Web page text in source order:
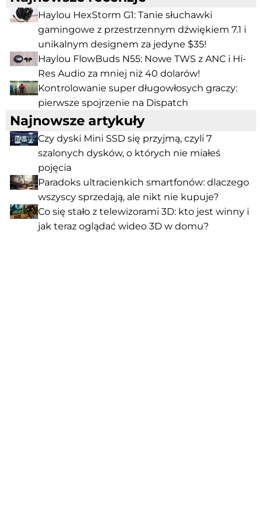
Haylou HexStorm G1: Tanie słuchawki
gamingowe z przestrzennym dźwiękiem 7.1 i
unikalnym designem za jedyne $35!
Haylou FlowBuds N55: Nowe TWS z ANC i Hi-
Res Audio za mniej niż 40 dolarów!
Kontrolowanie super długowłosych graczy:
pierwsze spojrzenie na Dispatch
Najnowsze artykuły
Czy dyski Mini SSD się przyjmą, czyli 7
szalonych dysków, o których nie miałeś
pojęcia
Paradoks ultracienkich smartfonów: dlaczego
wszyscy sprzedają, ale nikt nie kupuje?
Co się stało z telewizorami 3D: kto jest winny i
jak teraz oglądać wideo 3D w domu?